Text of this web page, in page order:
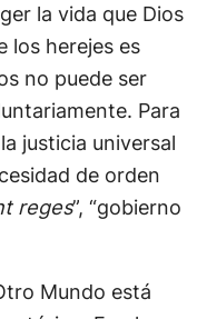
la vida que Dios
los herejes es
no puede ser
Para
justicia universal
de orden
reges”, “gobierno
Mundo está